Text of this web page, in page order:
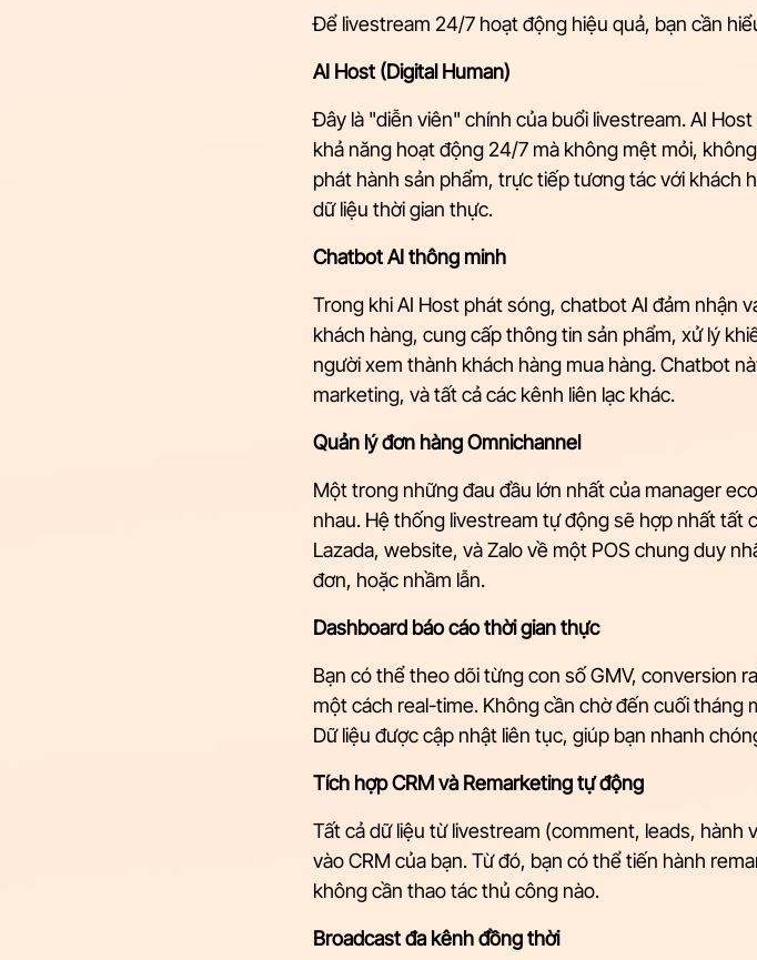
Để livestream 24/7 hoạt động hiệu quả, bạn cần
AI Host (Digital Human)
Đây là "diễn viên" chính của buổi livestream. AI
khả năng hoạt động 24/7 mà không mệt mỏi,
phát hành sản phẩm, trực tiếp tương tác với khách
dữ liệu thời gian thực.
Chatbot AI thông minh
Trong khi AI Host phát sóng, chatbot AI đảm nhận
khách hàng, cung cấp thông tin sản phẩm, xử lý
người xem thành khách hàng mua hàng. Chatbot
marketing, và tất cả các kênh liên lạc khác.
Quản lý đơn hàng Omnichannel
Một trong những đau đầu lớn nhất của manager
nhau. Hệ thống livestream tự động sẽ hợp nhất tất
Lazada, website, và Zalo về một POS chung duy
đơn, hoặc nhầm lẫn.
Dashboard báo cáo thời gian thực
Bạn có thể theo dõi từng con số GMV, conversion
một cách real-time. Không cần chờ đến cuối tháng
Dữ liệu được cập nhật liên tục, giúp bạn nhanh
Tích hợp CRM và Remarketing tự động
Tất cả dữ liệu từ livestream (comment, leads, hành
vào CRM của bạn. Từ đó, bạn có thể tiến hành
không cần thao tác thủ công nào.
Broadcast đa kênh đồng thời